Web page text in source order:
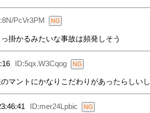
PcVr3PM
掛かるみたいな事故は頻発しそう
ID:5qx.W3Cqog
マントにかなりこだわりがあったらしいし
ID:mer24Lpbic